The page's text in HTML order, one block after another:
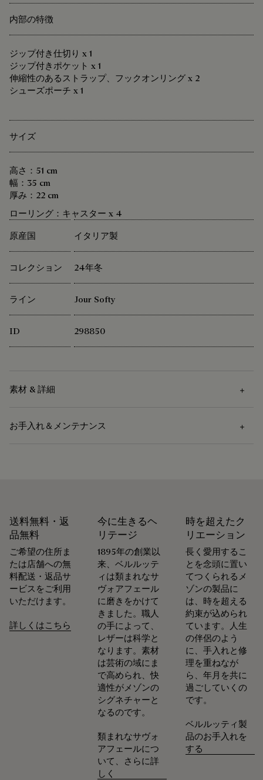
内部の特徴
ジップ付き仕切り x 1
ジップ付きポケット x 1
伸縮性のあるストラップ、フックオンリング x 2
シューズポーチ x 1
サイズ
高さ：51 cm
幅：35 cm
厚み：22 cm
ローリング：キャスター x 4
原産国
イタリア製
コレクション 24年冬
ライン Jour Softy
ID 298850
素材 & 詳細
厳しい基準を満たす認証を受けています。
私たちの素材の起源を探る
パッケージ
ベルルッティは、持続可能なリサイクル素材を使用し、化石
燃料由来のバージンプラスチックは使用していない、環境に
配慮したパッケージを重視しています。
私たちのコミットメント
お手入れ＆メンテナンス
布で汚れを取り除きます。次に透明のレザーワックスを塗布
し、レザーに栄養分を与えて保護します。さらに、レザー本
来の光沢を取り戻すため、ポリッシュグローブで強く磨きま
す。
再パティーヌの際は、同色または暗めの同系色を必ずお使い
ください。
お手入れという儀式
修理可能
靴職人であり靴の修理職人でもあったアレッサンドロ・ベル
ルッティが創業したメゾン ベルルッティは、循環性を重視し
ています。メゾンにとって、お客様の意に沿って商品が長く
愛されるよう、お手入れや修理をすることほど普通なことは
ありません。 シューズからレザーグッズ、プレタポルテま
で、メゾンのアトリエは製品を美しい状態で可能な限り長く
身に着けていただけるよう、各種サービスを取り揃えていま
送料無料・返
品無料
ご希望の住所ま
たは店舗への無
料配送・返品サ
ービスをご利用
いただけます。
詳しくはこちら
今に生きるヘ
リテージ
1895年の創業以
来、ベルルッテ
ィは類まれなサ
ヴォアフェール
に磨きをかけて
きました。職人
の手によって、
レザーは科学と
なります。素材
は芸術の域にま
で高められ、快
適性がメゾンの
シグネチャーと
なるのです。
類まれなサヴォ
アフェールにつ
いて、さらに詳
しく
時を超えたク
リエーション
長く愛用するこ
とを念頭に置い
てつくられるメ
ゾンの製品に
は、時を超える
約束が込められ
ています。人生
の伴侶のよう
に、手入れと修
理を重ねなが
ら、年月を共に
過ごしていくの
です。
ベルルッティ製
品のお手入れを
する